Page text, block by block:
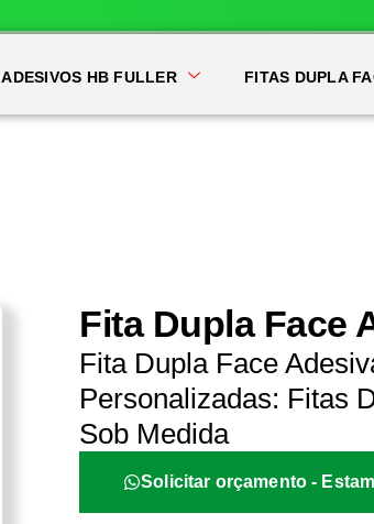
ADESIVOS HB FULLER FITAS DUPLA
Fita Dupla Face
Fita Dupla Face
Personalizadas: Fitas
Sob Medida
Solicitar orçamento -